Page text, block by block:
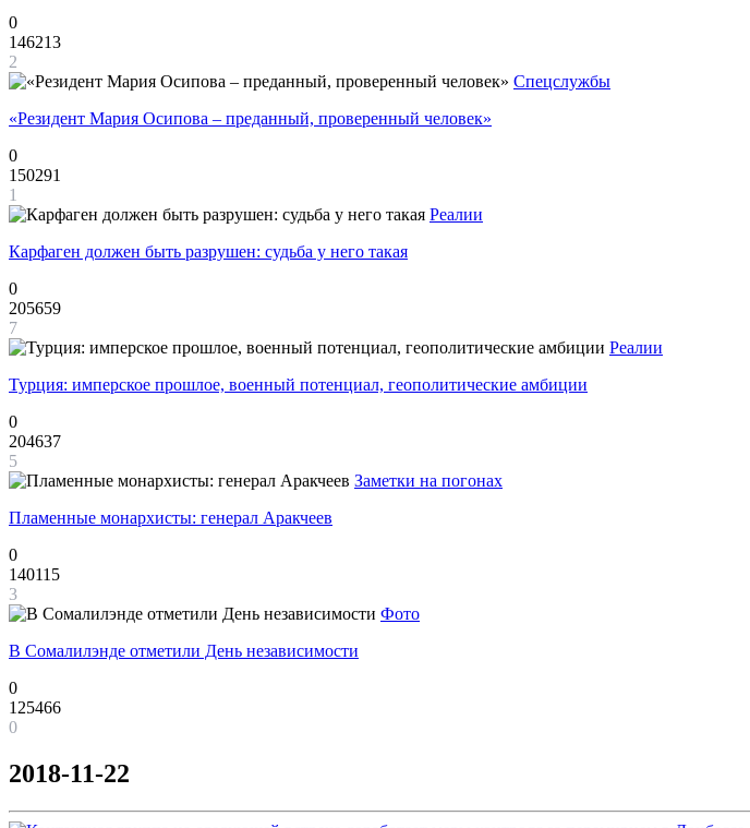
0
146213
2
Спецслужбы
«Резидент Мария Осипова – преданный, проверенный человек»
0
150291
1
Реалии
Карфаген должен быть разрушен: судьба у него такая
0
205659
7
Реалии
Турция: имперское прошлое, военный потенциал, геополитические амбиции
0
204637
5
Заметки на погонах
Пламенные монархисты: генерал Аракчеев
0
140115
3
Фото
В Сомалилэнде отметили День независимости
0
125466
0
2018-11-22